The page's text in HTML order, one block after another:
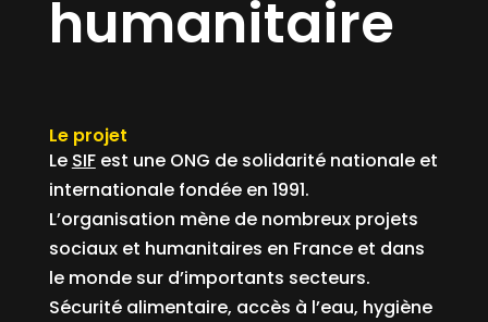
humanitaire
Le projet
Le SIFest une ONG de solidarité nationale et
internationale fondée en 1991.
L’organisation mène de nombreux projets
sociaux et humanitaires en France et dans
le monde sur d’importants secteurs.
Sécurité alimentaire, accès à l’eau, hygiène